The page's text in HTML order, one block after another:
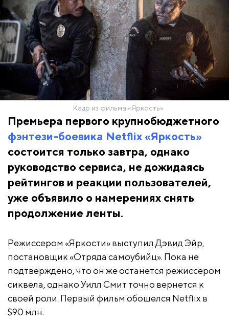
Кадр из фильма «Яркость»
Премьера первого крупнобюджетного
фэнтези-боевика Netflix «Яркость»
состоится только завтра, однако
руководство сервиса, не дожидаясь
рейтингов и реакции пользователей,
уже объявило о намерениях снять
продолжение ленты.
Режиссером «Яркости» выступил Дэвид Эйр,
постановщик «Отряда самоубийц». Пока не
подтверждено, что он же останется режиссером
сиквела, однако Уилл Смит точно вернется к
своей роли. Первый фильм обошелся Netflix в
$90 млн.